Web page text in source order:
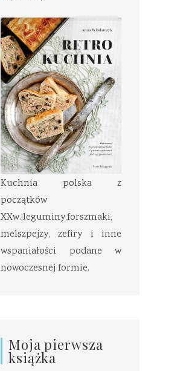
Kuchnia polska z
początków
XXw.:leguminy,forszmaki,
melszpejzy, zefiry i inne
wspaniałości podane w
nowoczesnej formie.
Moja pierwsza
książka